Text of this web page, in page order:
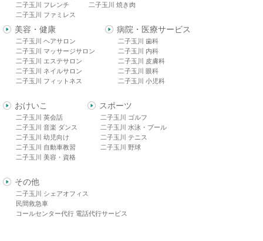
二子玉川 フレンチ
二子玉川 ファミレス
二子玉川 焼き肉
美容・健康
二子玉川 ヘアサロン
二子玉川 マッサージサロン
二子玉川 エステサロン
二子玉川 ネイルサロン
二子玉川 フィットネス
病院・医療サービス
二子玉川 歯科
二子玉川 内科
二子玉川 皮膚科
二子玉川 眼科
二子玉川 小児科
おけいこ
二子玉川 英会話
二子玉川 音楽 ダンス
二子玉川 幼児向け
二子玉川 自動車教習
二子玉川 美容・資格
スポーツ
二子玉川 ゴルフ
二子玉川 水泳・プール
二子玉川 テニス
二子玉川 野球
その他
二子玉川 シェアオフィス
民間救急車
コールセンター代行 電話代行サービス